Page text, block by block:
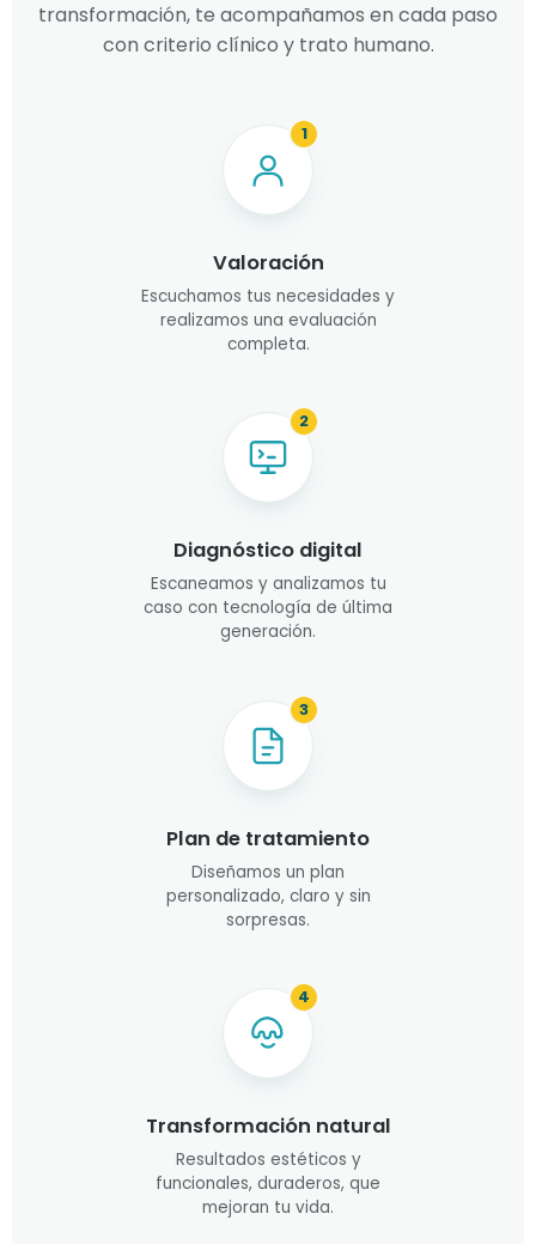
transformación, te acompañamos en cada paso
con criterio clínico y trato humano.
1
Valoración
Escuchamos tus necesidades y
realizamos una evaluación
completa.
2
Diagnóstico digital
Escaneamos y analizamos tu
caso con tecnología de última
generación.
3
Plan de tratamiento
Diseñamos un plan
personalizado, claro y sin
sorpresas.
4
Transformación natural
Resultados estéticos y
funcionales, duraderos, que
mejoran tu vida.